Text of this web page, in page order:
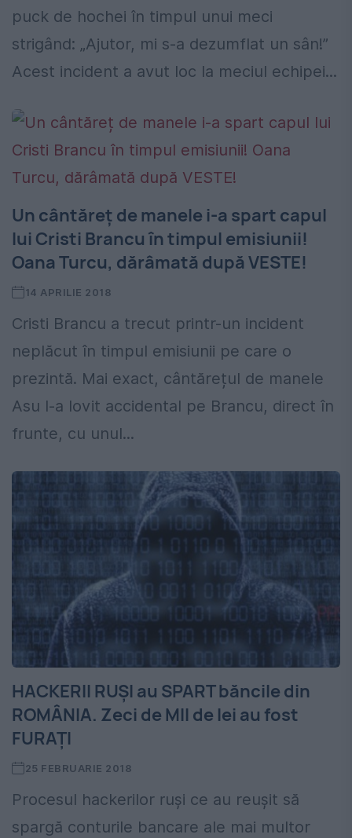
puck de hochei în timpul unui meci
strigând: „Ajutor, mi s-a dezumflat un sân!”
Acest incident a avut loc la meciul echipei...
Un cântăreț de manele i-a spart capul
lui Cristi Brancu în timpul emisiunii!
Oana Turcu, dărâmată după VESTE!
14 APRILIE 2018
Cristi Brancu a trecut printr-un incident
neplăcut în timpul emisiunii pe care o
prezintă. Mai exact, cântărețul de manele
Asu l-a lovit accidental pe Brancu, direct în
frunte, cu unul...
HACKERII RUȘI au SPART băncile din
ROMÂNIA. Zeci de MII de lei au fost
FURAȚI
25 FEBRUARIE 2018
Procesul hackerilor ruși ce au reușit să
spargă conturile bancare ale mai multor